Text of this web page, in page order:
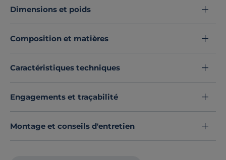
besoins.
actuelle, que ce soit dans le salon ou la chambre à
coucher.
Ajoutez unenote élégante et fonctionnelle
à votre
Dimensions et poids
Composition et matières
Caractéristiques techniques
Engagements et traçabilité
Montage et conseils d'entretien